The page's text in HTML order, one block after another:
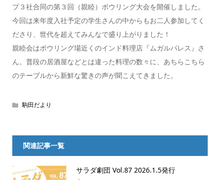
プ３社合同の第３回（親睦）ボウリング大会を開催しました。
今回は来年度入社予定の学生さんの中からもお二人参加してく
ださり、世代を超えてみんなで盛り上がりました！
親睦会はボウリング場近くのインド料理店『ムガルパレス』さ
ん。普段の居酒屋などとは違った料理の数々に、あちらこちら
のテーブルから新鮮な驚きの声が聞こえてきました。
駒田だより
関連記事一覧
サラダ劇団 Vol.87 2026.1.5発行